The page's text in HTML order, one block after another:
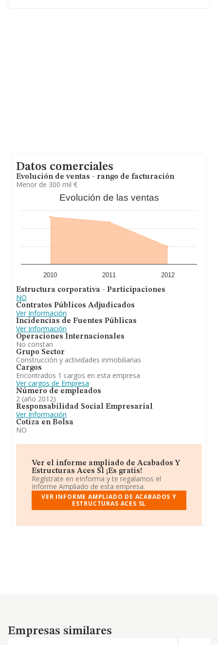
Datos comerciales
Evolución de ventas - rango de facturación
Menor de 300 mil €
Evolución de las ventas
2010 2011 2012
Estructura corporativa - Participaciones
NO
Contratos Públicos Adjudicados
Ver Información
Incidencias de Fuentes Públicas
Ver Información
Operaciones Internacionales
No constan
Grupo Sector
Construcción y actividades inmobiliarias
Cargos
Encontrados 1 cargos en esta empresa
Ver cargos de Empresa
Número de empleados
2 (año 2012)
Responsabilidad Social Empresarial
Ver Información
Cotiza en Bolsa
NO
Ver el informe ampliado de Acabados Y
Estructuras Aces Sl ¡Es gratis!
Regístrate en eInforma y te regalamos el
Informe Ampliado de esta empresa.
VER INFORME AMPLIADO DE ACABADOS Y
ESTRUCTURAS ACES SL
Empresas similares
Empresas similares